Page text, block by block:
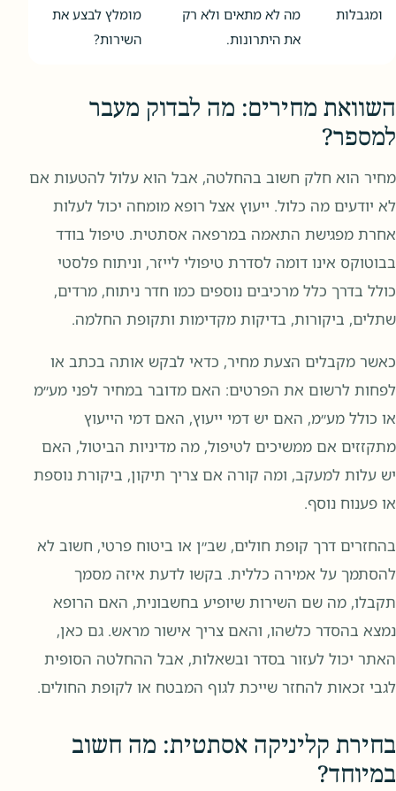
ומגבלות
מה לא מתאים ולא רק
את היתרונות.
מומלץ לבצע את
השירות?
השוואת מחירים: מה לבדוק מעבר
למספר?
מחיר הוא חלק חשוב בהחלטה, אבל הוא עלול להטעות אם
לא יודעים מה כלול. ייעוץ אצל רופא מומחה יכול לעלות
אחרת מפגישת התאמה במרפאה אסתטית. טיפול בודד
בבוטוקס אינו דומה לסדרת טיפולי לייזר, וניתוח פלסטי
כולל בדרך כלל מרכיבים נוספים כמו חדר ניתוח, מרדים,
שתלים, ביקורות, בדיקות מקדימות ותקופת החלמה.
כאשר מקבלים הצעת מחיר, כדאי לבקש אותה בכתב או
לפחות לרשום את הפרטים: האם מדובר במחיר לפני מע״מ
או כולל מע״מ, האם יש דמי ייעוץ, האם דמי הייעוץ
מתקזזים אם ממשיכים לטיפול, מה מדיניות הביטול, האם
יש עלות למעקב, ומה קורה אם צריך תיקון, ביקורת נוספת
או פענוח נוסף.
בהחזרים דרך קופת חולים, שב״ן או ביטוח פרטי, חשוב לא
להסתמך על אמירה כללית. בקשו לדעת איזה מסמך
תקבלו, מה שם השירות שיופיע בחשבונית, האם הרופא
נמצא בהסדר כלשהו, והאם צריך אישור מראש. גם כאן,
האתר יכול לעזור בסדר ובשאלות, אבל ההחלטה הסופית
לגבי זכאות להחזר שייכת לגוף המבטח או לקופת החולים.
בחירת קליניקה אסתטית: מה חשוב
במיוחד?